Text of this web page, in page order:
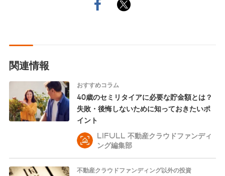
関連情報
おすすめコラム
40歳のセミリタイアに必要な貯金額とは？
失敗・後悔しないために知っておきたいポ
イント
LIFULL 不動産クラウドファンディ
ング編集部
不動産クラウドファンディング以外の投資